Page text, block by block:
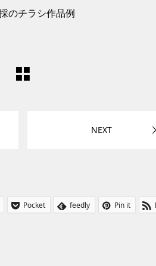
のチラシ作品例
NEXT
Pocket feedly Pin it